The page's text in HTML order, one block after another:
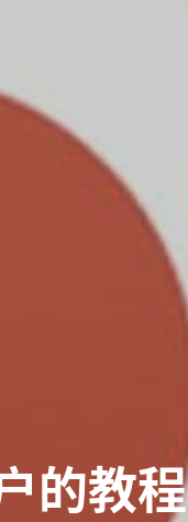
的教程